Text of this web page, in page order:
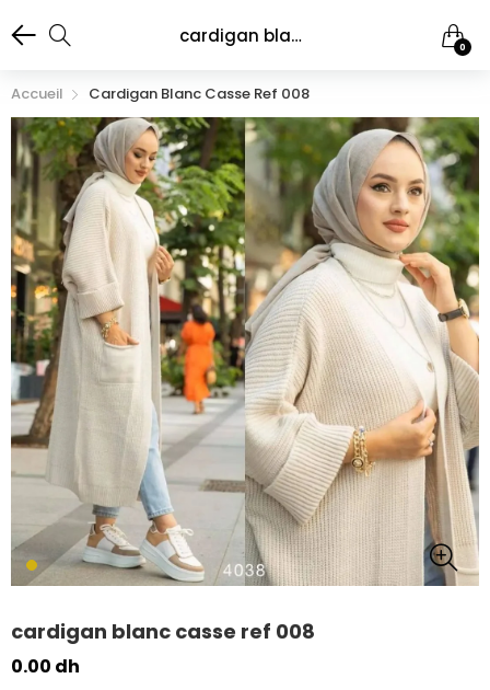
cardigan blanc casse ref 008 0
Accueil Cardigan Blanc Casse Ref 008
cardigan blanc casse ref 008
0.00 dh